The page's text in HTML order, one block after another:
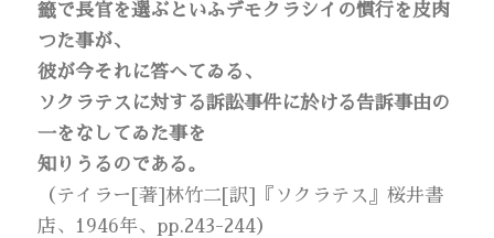
籤で長官を選ぶといふデモクラシイの慣行を皮肉
つた事が、
彼が今それに答へてゐる、
ソクラテスに対する訴訟事件に於ける告訴事由の
一をなしてゐた事を
知りうるのである。
（テイラー[著]林竹二[訳]『ソクラテス』桜井書
店、1946年、pp.243-244）